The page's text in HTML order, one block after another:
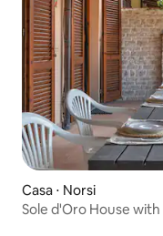
Casa ⋅ Norsi
Sole d'Oro House